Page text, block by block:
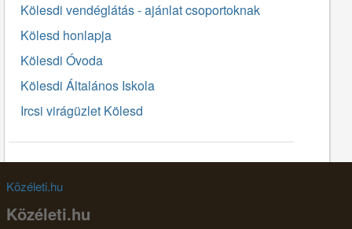
Kölesdi vendéglátás - ajánlat csoportoknak
Kölesd honlapja
Kölesdi Óvoda
Kölesdi Általános Iskola
Ircsi virágüzlet Kölesd
Közéleti.hu
Közéleti.hu